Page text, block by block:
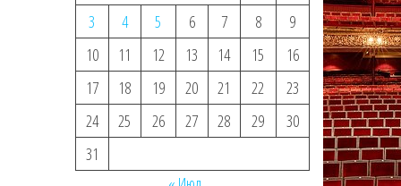
3
4 5 6 7 8
9
10
11 12 13 14 15
16
17
18 19 20 21 22
23
24
25 26 27 28 29
30
31